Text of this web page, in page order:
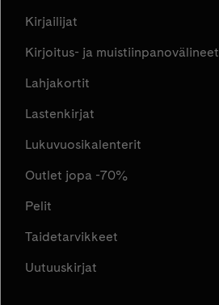
Kirjailijat
Kirjoitus- ja muistiinpanovälineet
Lahjakortit
Lastenkirjat
Lukuvuosikalenterit
Outlet jopa -70%
Pelit
Taidetarvikkeet
Uutuuskirjat